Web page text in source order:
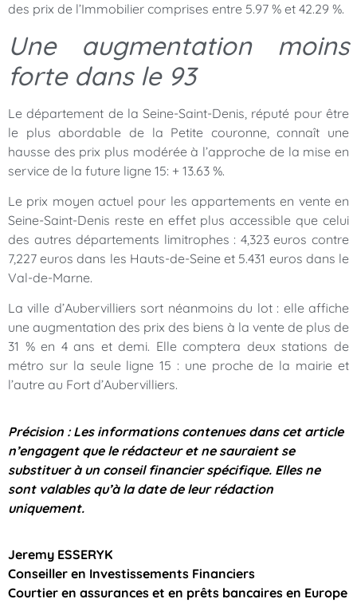
des prix de l’Immobilier comprises entre 5.97 % et 42.29 %.
Une augmentation moins
forte dans le 93
Le département de la Seine-Saint-Denis, réputé pour être
le plus abordable de la Petite couronne, connaît une
hausse des prix plus modérée à l’approche de la mise en
service de la future ligne 15: + 13.63 %.
Le prix moyen actuel pour les appartements en vente en
Seine-Saint-Denis reste en effet plus accessible que celui
des autres départements limitrophes : 4,323 euros contre
7,227 euros dans les Hauts-de-Seine et 5.431 euros dans le
Val-de-Marne.
La ville d’Aubervilliers sort néanmoins du lot : elle affiche
une augmentation des prix des biens à la vente de plus de
31 % en 4 ans et demi. Elle comptera deux stations de
métro sur la seule ligne 15 : une proche de la mairie et
l’autre au Fort d’Aubervilliers.
Précision : Les informations contenues dans cet article
n’engagent que le rédacteur et ne sauraient se
substituer à un conseil financier spécifique. Elles ne
sont valables qu’à la date de leur rédaction
uniquement.
Jeremy ESSERYK
Conseiller en Investissements Financiers
Courtier en assurances et en prêts bancaires en Europe